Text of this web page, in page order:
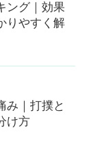
ング｜効果
りやすく解
み｜打撲と
け方